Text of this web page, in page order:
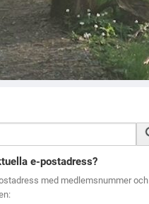
e-postadress?
med medlemsnummer och